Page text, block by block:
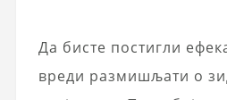
Да бисте постигли
вреди размишљати о